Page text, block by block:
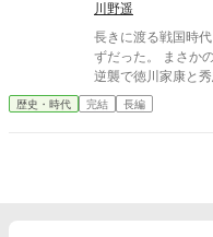
の足跡を追い、若
描く。信長の人生
康、伊達政宗とい
大きな物語を形成
川野遥
長きに渡る戦国時代
ずだった。 まさかの大逆転、豊臣勢が真田の活躍もありまさかの
逆襲で徳川家康と
て彼らは新たな秩
何とか巻き返しを
歴史・時代 完結 長編